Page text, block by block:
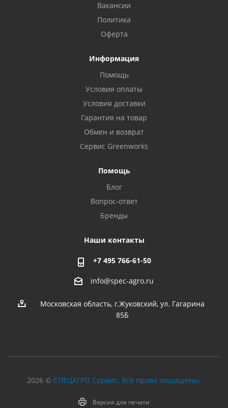
Вакансии
Политика
Оферта
Информация
Помощь
Условия оплаты
Условия доставки
Гарантия на товар
Обмен и возврат
Сервис Greenworks
Помощь
Блог
Вопрос-ответ
Бренды
Наши контакты
+7 495 766-61-50
info@spec-agro.ru
Московская область, г.Жуковский, ул. Гагарина
85Б
2026 © СПЕЦАГРО Сервис. Все права защищены.
Версия для печати